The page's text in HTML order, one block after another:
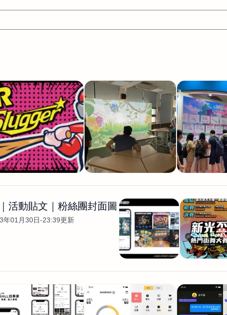
AI 網頁設計 軟體開發 網站架設網頁製作 語言
師 AI影片製作 P圖改圖修圖 廣告操作 SEO CRM
商業攝影 廣告行銷服務 室內設計 網站開發 接案 照
架設與網站維護救援 生產設計 網頁製作 SCI醫學論文寫作
視覺設計 自我介紹 業務外包 設計建模渲染
平面設計 長篇文案短 影片製作 設計 動
活動貼文｜粉絲團封面圖
年01月30日-23:39更新